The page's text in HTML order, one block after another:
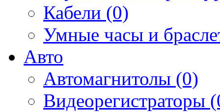
Кабели (0)
Умные часы и
Авто
Автомагнитолы (0)
Видеорегистраторы